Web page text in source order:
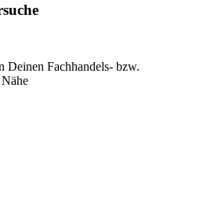
Deinen Fachhandels- bzw.